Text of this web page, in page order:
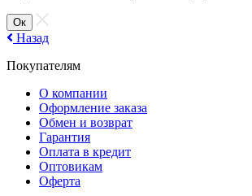
Ок
Назад
Покупателям
О компании
Оформление заказа
Обмен и возврат
Гарантия
Оплата в кредит
Оптовикам
Оферта